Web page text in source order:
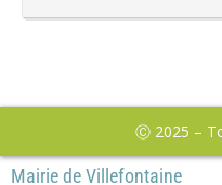
Ⓒ 2025 –
Mairie de Villefontaine